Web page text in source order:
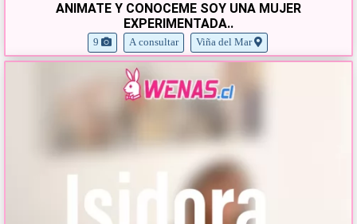
ANIMATE Y CONOCEME SOY UNA MUJER
EXPERIMENTADA..
9 A consultar Viña del Mar